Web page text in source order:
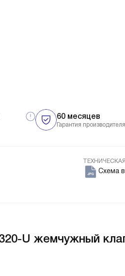
60 месяцев
Гарантия производителя
Схема
U жемчужный